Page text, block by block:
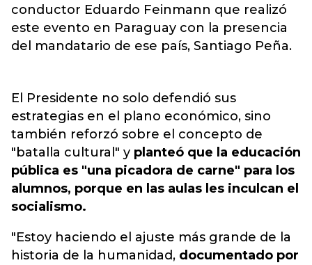
conductor Eduardo Feinmann que realizó
este evento en Paraguay con la presencia
del mandatario de ese país, Santiago Peña.
El Presidente no solo defendió sus
estrategias en el plano económico, sino
también reforzó sobre el concepto de
"batalla cultural" y planteó que la educación
pública es "una picadora de carne" para los
alumnos, porque en las aulas les inculcan el
socialismo.
"Estoy haciendo el ajuste más grande de la
historia de la humanidad, documentado por